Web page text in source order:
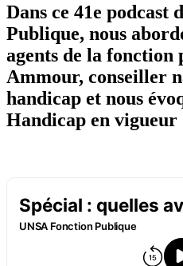
Dans ce 41e podcast
Publique, nous
agents de la
Ammour, conseiller
handicap et nous
Handicap en vigueur